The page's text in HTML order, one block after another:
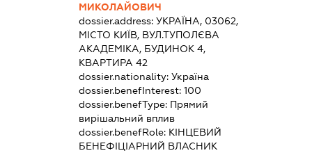
МИКОЛАЙОВИЧ
dossier.address:УКРАЇНА, 03062,
МІСТО КИЇВ, ВУЛ.ТУПОЛЄВА
АКАДЕМІКА, БУДИНОК 4,
КВАРТИРА 42
dossier.nationality:Україна
dossier.benefInterest:100
dossier.benefType: Прямий
вирішальний вплив
dossier.benefRole: КІНЦЕВИЙ
БЕНЕФІЦІАРНИЙ ВЛАСНИК